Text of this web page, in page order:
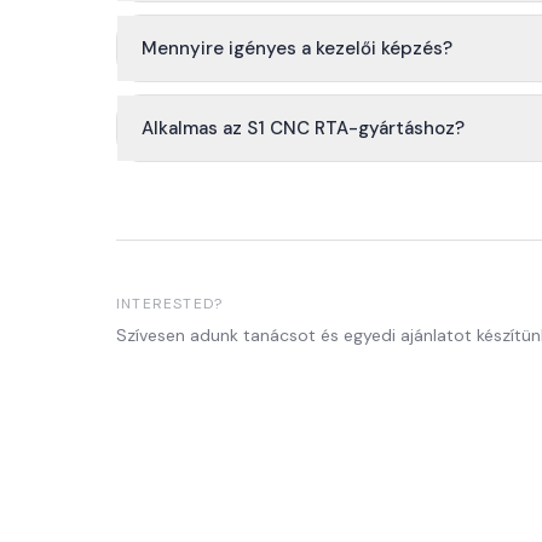
Mennyire igényes a kezelői képzés?
Alkalmas az S1 CNC RTA-gyártáshoz?
INTERESTED?
Szívesen adunk tanácsot és egyedi ajánlatot